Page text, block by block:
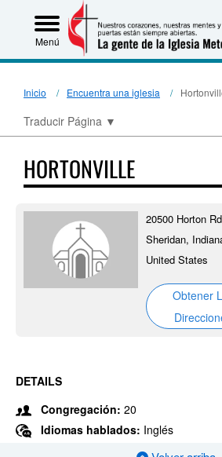
Menú
Inicio Encuentra una iglesia
Traducir Página ▼
HORTONVILLE
20500 Horton Rd
Sheridan,
United States
Obtener
DETAILS
Congregación: 20
Idiomas hablados: Inglés